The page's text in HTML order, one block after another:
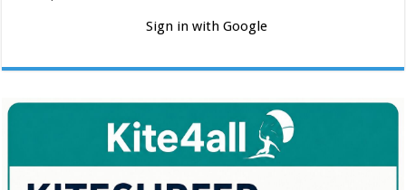
Sign in with Google